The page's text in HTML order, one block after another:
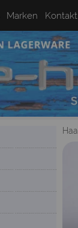
Marken Kontakt